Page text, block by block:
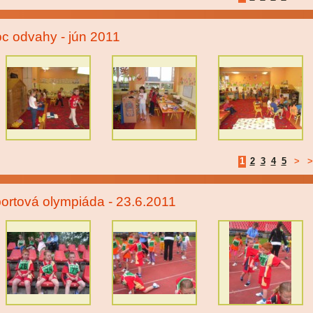
odvahy - jún 2011
1 2 3 4 5 >
olympiáda - 23.6.2011